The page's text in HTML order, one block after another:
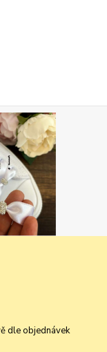
dle objednávek